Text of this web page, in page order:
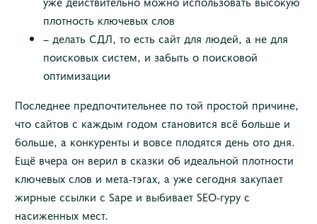
плотность ключевых слов
– делать СДЛ, то есть сайт для людей, а не для
поисковых систем, и забыть о поисковой
оптимизации
Последнее предпочтительнее по той простой причине,
что сайтов с каждым годом становится всё больше и
больше, а конкуренты и вовсе плодятся день ото дня.
Ещё вчера он верил в сказки об идеальной плотности
ключевых слов и мета-тэгах, а уже сегодня закупает
жирные ссылки с Sape и выбивает SEO-гуру с
насиженных мест.